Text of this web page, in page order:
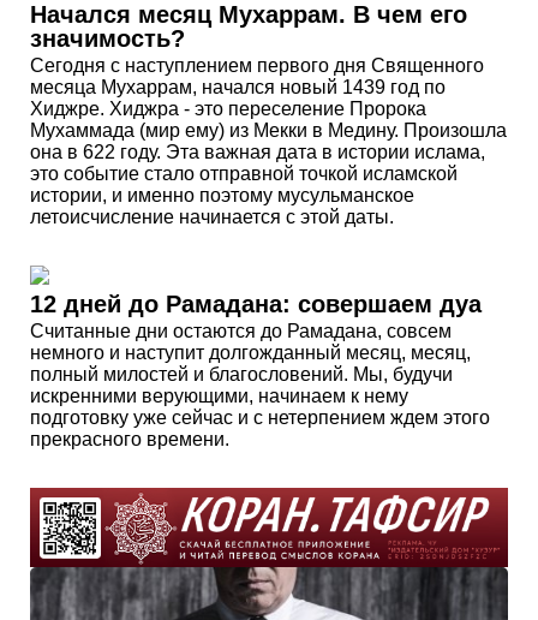
Начался месяц Мухаррам. В чем его
значимость?
Сегодня с наступлением первого дня Священного
месяца Мухаррам, начался новый 1439 год по
Хиджре. Хиджра - это переселение Пророка
Мухаммада (мир ему) из Мекки в Медину. Произошла
она в 622 году. Эта важная дата в истории ислама,
это событие стало отправной точкой исламской
истории, и именно поэтому мусульманское
летоисчисление начинается с этой даты.
12 дней до Рамадана: совершаем дуа
Считанные дни остаются до Рамадана, совсем
немного и наступит долгожданный месяц, месяц,
полный милостей и благословений. Мы, будучи
искренними верующими, начинаем к нему
подготовку уже сейчас и с нетерпением ждем этого
прекрасного времени.